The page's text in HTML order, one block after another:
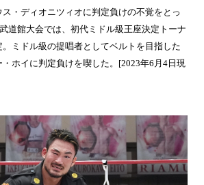
・ディオニツィオに判定負けの不覚をとっ
道館大会では、初代ミドル級王座決定トーナ
ミドル級の提唱者としてベルトを目指した
・ホイに判定負けを喫した。[2023年6月4日現